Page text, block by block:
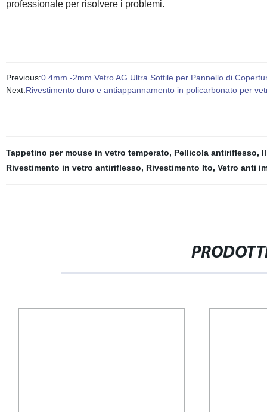
professionale per risolvere i problemi.
Previous:0.4mm -2mm Vetro AG Ultra Sottile per Pannello di
Next:Rivestimento duro e antiappannamento in policarbonato per
Tappetino per mouse in vetro temperato, Pellicola antiriflesso,
Rivestimento in vetro antiriflesso, Rivestimento Ito, Vetro anti